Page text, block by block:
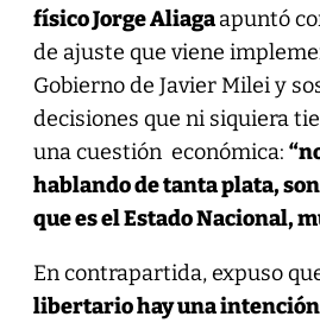
físico Jorge Aliagaapuntó
de ajuste que viene
Gobierno de Javier Milei y
decisiones que ni siquiera
una cuestión económica:
hablando de tanta plata,
que es el Estado Nacional,
En contrapartida, expuso
libertario hay una intención